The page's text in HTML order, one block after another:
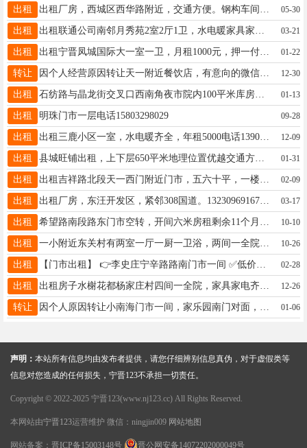
出租 05-30
出租 03-21
出租 出租宁晋凤城国际大一室一卫，月租1000元，押一付一，屋里暖和～不用交暖气费！看房☎18713993387 01-22
转让 因个人经营原因转让天一附近餐饮店，有意向的微信联系15333395172 12-30
出租 石纺路与晶龙街交叉口西南角夜市院内100平米库房出租水电齐全电话15630980800 01-13
出租 明珠门市一层电话15803298029 09-28
出租 出租三鹿小区一室，水电暖齐全，年租5000电话13903295998 12-09
出租 县城旺铺出租，上下层650平米地理位置优越交通方便价格面议非诚勿扰，联系电话17731967668 01-31
出租 02-09
出租 出租厂房，东汪开发区，紧邻308国道。13230969167.13230969168 03-17
出租 10-10
出租 10-26
出租 02-28
出租 12-26
转让 01-06
声明： 本站所有信息均由发布者提供，请您仔细辨别信息真伪，对于虚假类等
信息对您造成的任何损失，宁晋123不承担一切责任。
Copyright © 2022-2025 宁晋123(www.nj123.cc) All Rights Reserved.
本网站由宁晋123运营维护 微信：ningjin009 网站地图
网站备案： 晋ICP备15003148号 晋公网安备14072202000049号